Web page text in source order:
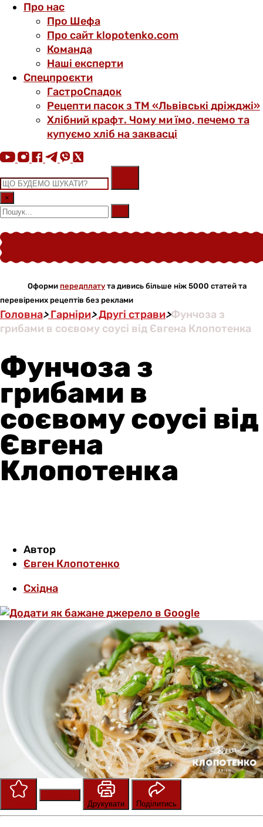
Про нас
Про Шефа
Про сайт klopotenko.com
Команда
Наші експерти
Спецпроєкти
ГастроСпадок
Рецепти пасок з ТМ «Львівські дріжджі»
Хлібний крафт. Чому ми їмо, печемо та
купуємо хліб на заквасці
×
Оформи передплату та дивись більше ніж 5000 статей та
перевірених рецептів без реклами
Головна>Гарніри>Другі страви>Фунчоза з
грибами в соєвому соусі від Євгена Клопотенка
Фунчоза з
грибами в
соєвому соусі від
Євгена
Клопотенка
Автор
Євген Клопотенко
Східна
Друкувати
Поділитись